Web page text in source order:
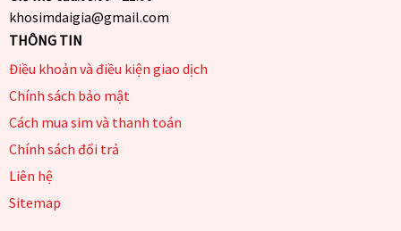
khosimdaigia@gmail.com
THÔNG TIN
Điều khoản và điều kiện giao dịch
Chính sách bảo mật
Cách mua sim và thanh toán
Chính sách đổi trả
Liên hệ
Sitemap